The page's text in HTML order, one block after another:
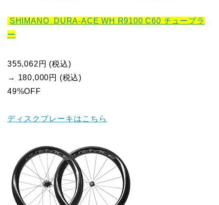
SHIMANO DURA-ACE WH R9100 C60 チューブラ
ー
355,062円 (税込)
→ 180,000円 (税込)
49%OFF
ディスクブレーキはこちら